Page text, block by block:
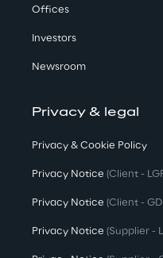
Offices
Investors
Newsroom
Privacy & legal
Privacy & Cookie Policy
Privacy Notice (Client -
Privacy Notice (Client -
Privacy Notice (Supplier -